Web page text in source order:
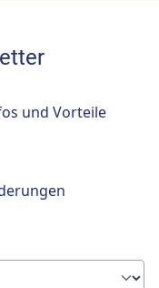
und Vorteile